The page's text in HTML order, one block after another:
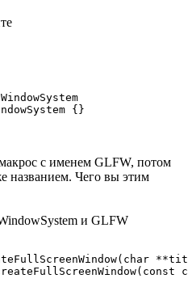
{}
с именем GLFW, потом
названием. Чего вы этим
и GLFW